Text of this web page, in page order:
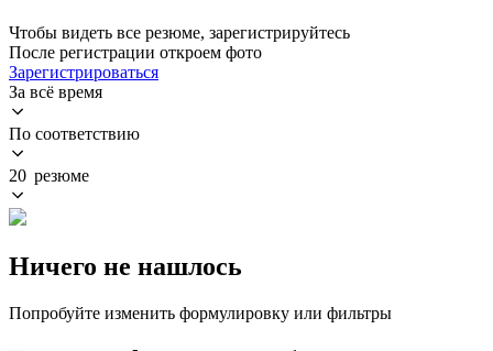
Чтобы видеть все резюме, зарегистрируйтесь
После регистрации откроем фото
Зарегистрироваться
За всё время
По соответствию
20 резюме
Ничего не нашлось
Попробуйте изменить формулировку или фильтры